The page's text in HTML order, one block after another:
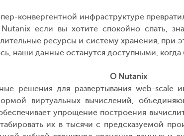
конвергентной инфраструктуре
если вы хотите спокойно спать,
ресурсы и систему хранения, при
наши данные останутся доступными,
О Nutanix
решения для развертывания web-scale
виртуальных вычислений,
упрощение построения
их в тысячи с предсказуемой